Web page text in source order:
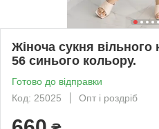
Жіноча сукня
56 синього кольору.
Готово до відправки
Код: 25025
Опт і роздріб